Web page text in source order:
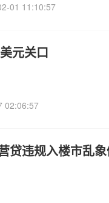
01 11:10:57
元关口
02:06:57
贷违规入楼市乱